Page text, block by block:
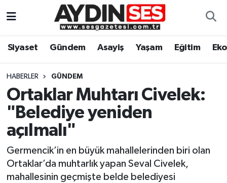
Siyaset Gündem Asayiş Yaşam Eğitim
HABERLER GÜNDEM
Ortaklar Muhtarı Civelek:
"Belediye yeniden
açılmalı"
Germencik’in en büyük mahallelerinden biri olan
Ortaklar’da muhtarlık yapan Seval Civelek,
mahallesinin geçmişte belde belediyesi
Gündem
Siyaset
Ekonomi
Eğitim
Aydın Hava Durumu
Aydin Namaz Vakitleri
Aydın Trafik Yoğunluk Haritası
Tüm Manşetler